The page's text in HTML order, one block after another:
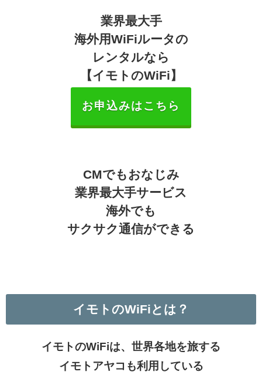
業界最大手
海外用WiFiルータの
レンタルなら
【イモトのWiFi】
お申込みはこちら
CMでもおなじみ
業界最大手サービス
海外でも
サクサク通信ができる
イモトのWiFiとは？
イモトのWiFiは、世界各地を旅する
イモトアヤコも利用している